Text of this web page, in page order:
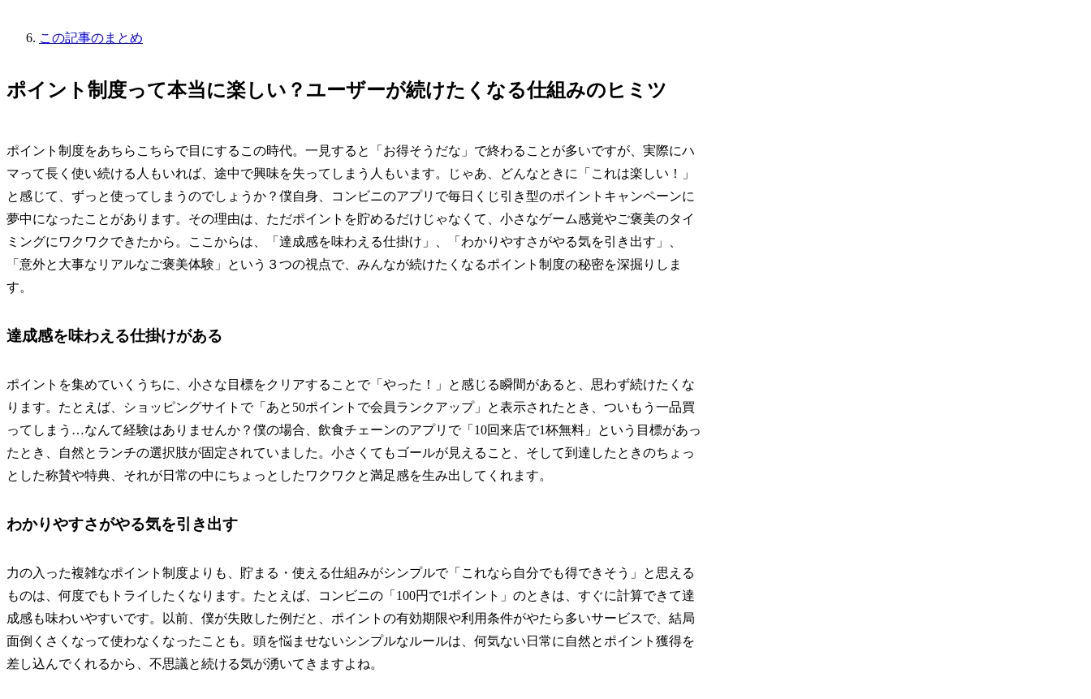
この記事のまとめ
ポイント制度って本当に楽しい？ユーザーが続けたくなる仕組みのヒミツ
ポイント制度をあちらこちらで目にするこの時代。一見すると「お得そうだな」で終わることが多いですが、実際にハ
マって長く使い続ける人もいれば、途中で興味を失ってしまう人もいます。じゃあ、どんなときに「これは楽しい！」
と感じて、ずっと使ってしまうのでしょうか？僕自身、コンビニのアプリで毎日くじ引き型のポイントキャンペーンに
夢中になったことがあります。その理由は、ただポイントを貯めるだけじゃなくて、小さなゲーム感覚やご褒美のタイ
ミングにワクワクできたから。ここからは、「達成感を味わえる仕掛け」、「わかりやすさがやる気を引き出す」、
「意外と大事なリアルなご褒美体験」という３つの視点で、みんなが続けたくなるポイント制度の秘密を深掘りしま
す。
達成感を味わえる仕掛けがある
ポイントを集めていくうちに、小さな目標をクリアすることで「やった！」と感じる瞬間があると、思わず続けたくな
ります。たとえば、ショッピングサイトで「あと50ポイントで会員ランクアップ」と表示されたとき、ついもう一品買
ってしまう…なんて経験はありませんか？僕の場合、飲食チェーンのアプリで「10回来店で1杯無料」という目標があっ
たとき、自然とランチの選択肢が固定されていました。小さくてもゴールが見えること、そして到達したときのちょっ
とした称賛や特典、それが日常の中にちょっとしたワクワクと満足感を生み出してくれます。
わかりやすさがやる気を引き出す
力の入った複雑なポイント制度よりも、貯まる・使える仕組みがシンプルで「これなら自分でも得できそう」と思える
ものは、何度でもトライしたくなります。たとえば、コンビニの「100円で1ポイント」のときは、すぐに計算できて達
成感も味わいやすいです。以前、僕が失敗した例だと、ポイントの有効期限や利用条件がやたら多いサービスで、結局
面倒くさくなって使わなくなったことも。頭を悩ませないシンプルなルールは、何気ない日常に自然とポイント獲得を
差し込んでくれるから、不思議と続ける気が湧いてきますよね。